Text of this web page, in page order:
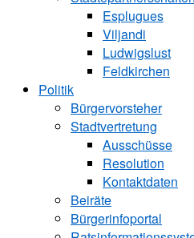
Esplugues
Viljandi
Ludwigslust
Feldkirchen
Politik
Bürgervorsteher
Stadtvertretung
Ausschüsse
Resolution
Kontaktdaten
Beiräte
Bürgerinfoportal